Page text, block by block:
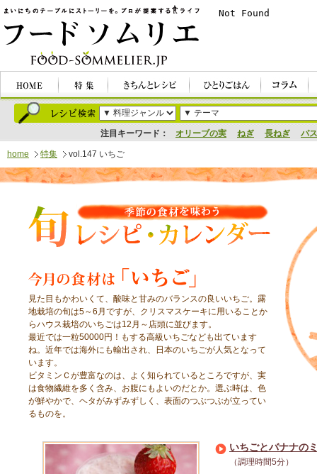
注目キーワード： オリーブの実 ねぎ 長ねぎ パ
home 特集 vol.147 いちご
見た目もかわいくて、酸味と甘みのバランスの良いいちご。露
地栽培の旬は5～6月ですが、クリスマスケーキに用いることか
らハウス栽培のいちごは12月～店頭に並びます。
最近では一粒50000円！もする高級いちごなども出ています
ね。近年では海外にも輸出され、日本のいちごが人気となって
います。
ビタミンＣが豊富なのは、よく知られているところですが、実
は食物繊維を多く含み、お腹にもよいのだとか。選ぶ時は、色
が鮮やかで、ヘタがみずみずしく、表面のつぶつぶが立ってい
るものを。
いちごとバナナの
（調理時間5分）